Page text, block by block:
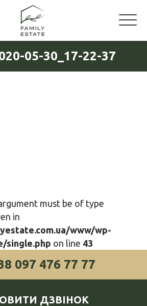
05-30_17-22-37
must be of type
in
www/wp-
single.php on line 43
097 476 77 77
ДЗВІНОК